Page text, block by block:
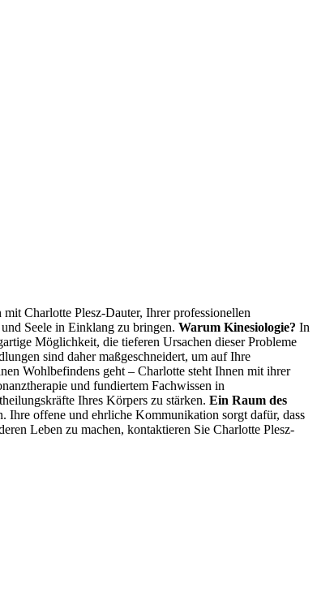
Charlotte Plesz-Dauter, Ihrer professionellen
Seele in Einklang zu bringen. Warum Kinesiologie? In
Möglichkeit, die tieferen Ursachen dieser Probleme
sind daher maßgeschneidert, um auf Ihre
Wohlbefindens geht – Charlotte steht Ihnen mit ihrer
und fundiertem Fachwissen in
Ihres Körpers zu stärken. Ein Raum des
Ihre offene und ehrliche Kommunikation sorgt dafür, dass
Leben zu machen, kontaktieren Sie Charlotte Plesz-